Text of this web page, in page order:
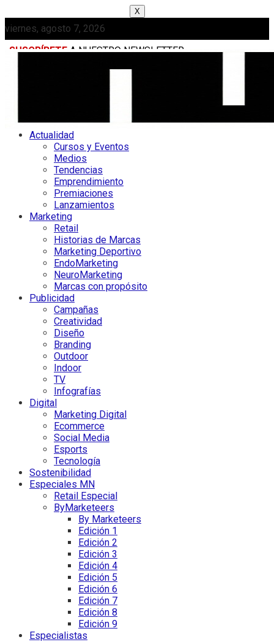
X
viernes, agosto 7, 2026
SUSCRÍBETE A NUESTRO NEWSLETTER
Actualidad
Cursos y Eventos
Medios
Tendencias
Emprendimiento
Premiaciones
Lanzamientos
Marketing
Retail
Historias de Marcas
Marketing Deportivo
EndoMarketing
NeuroMarketing
Marcas con propósito
Publicidad
Campañas
Creatividad
Diseño
Branding
Outdoor
Indoor
TV
Infografías
Digital
Marketing Digital
Ecommerce
Social Media
Esports
Tecnología
Sostenibilidad
Especiales MN
Retail Especial
ByMarketeers
By Marketeers
Edición 1
Edición 2
Edición 3
Edición 4
Edición 5
Edición 6
Edición 7
Edición 8
Edición 9
Especialistas